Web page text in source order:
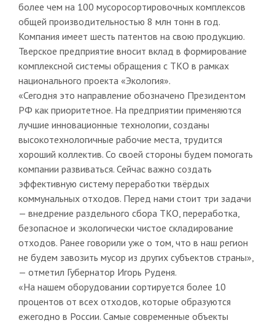
более чем на 100 мусоросортировочных комплексов
общей производительностью 8 млн тонн в год.
Компания имеет шесть патентов на свою продукцию.
Тверское предприятие вносит вклад в формирование
комплексной системы обращения с ТКО в рамках
национального проекта «Экология».
«Сегодня это направление обозначено Президентом
РФ как приоритетное. На предприятии применяются
лучшие инновационные технологии, созданы
высокотехнологичные рабочие места, трудится
хороший коллектив. Со своей стороны будем помогать
компании развиваться. Сейчас важно создать
эффективную систему переработки твёрдых
коммунальных отходов. Перед нами стоит три задачи
— внедрение раздельного сбора ТКО, переработка,
безопасное и экологически чистое складирование
отходов. Ранее говорили уже о том, что в наш регион
не будем завозить мусор из других субъектов страны»,
— отметил Губернатор Игорь Руденя.
«На нашем оборудовании сортируется более 10
процентов от всех отходов, которые образуются
ежегодно в России. Самые современные объекты